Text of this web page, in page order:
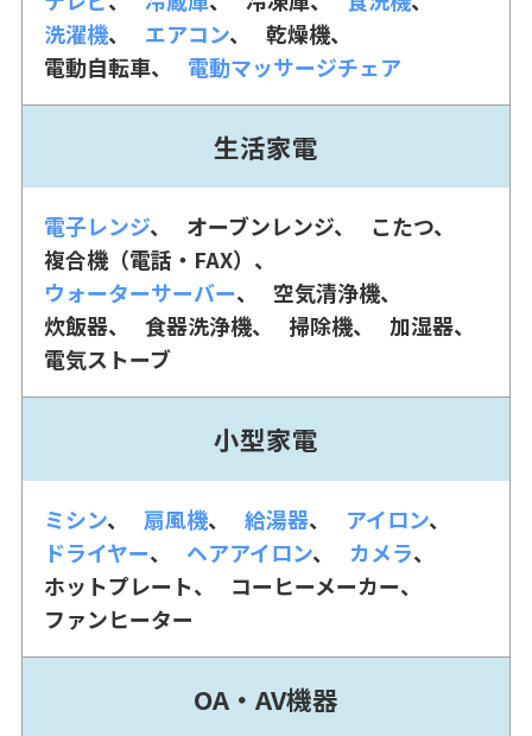
洗濯機
エアコン
乾燥機
電動自転車
電動マッサージチェア
生活家電
電子レンジ オーブンレンジ
こたつ
複合機（電話・FAX）
ウォーターサーバー
空気清浄機
炊飯器
食器洗浄機 掃除機
加湿器
電気ストーブ
小型家電
ミシン 扇風機 給湯器
アイロン
ドライヤー
ヘアアイロン
カメラ
ホットプレート
コーヒーメーカー
ファンヒーター
OA・AV機器